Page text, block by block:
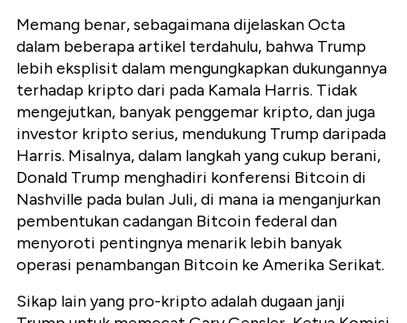
Memang benar, sebagaimana dijelaskan Octa
dalam beberapa artikel terdahulu, bahwa Trump
lebih eksplisit dalam mengungkapkan dukungannya
terhadap kripto dari pada Kamala Harris. Tidak
mengejutkan, banyak penggemar kripto, dan juga
investor kripto serius, mendukung Trump daripada
Harris. Misalnya, dalam langkah yang cukup berani,
Donald Trump menghadiri konferensi Bitcoin di
Nashville pada bulan Juli, di mana ia menganjurkan
pembentukan cadangan Bitcoin federal dan
menyoroti pentingnya menarik lebih banyak
operasi penambangan Bitcoin ke Amerika Serikat.
Sikap lain yang pro-kripto adalah dugaan janji